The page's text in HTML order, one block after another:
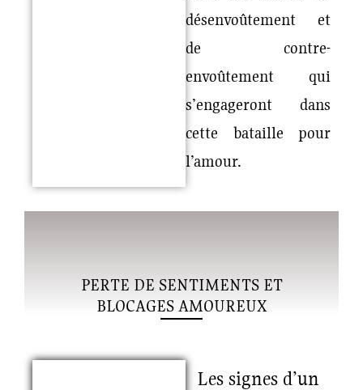
désenvoûtement et
de contre-
envoûtement qui
s’engageront dans
cette bataille pour
l’amour.
PERTE DE SENTIMENTS ET
BLOCAGES AMOUREUX
Les signes d’un